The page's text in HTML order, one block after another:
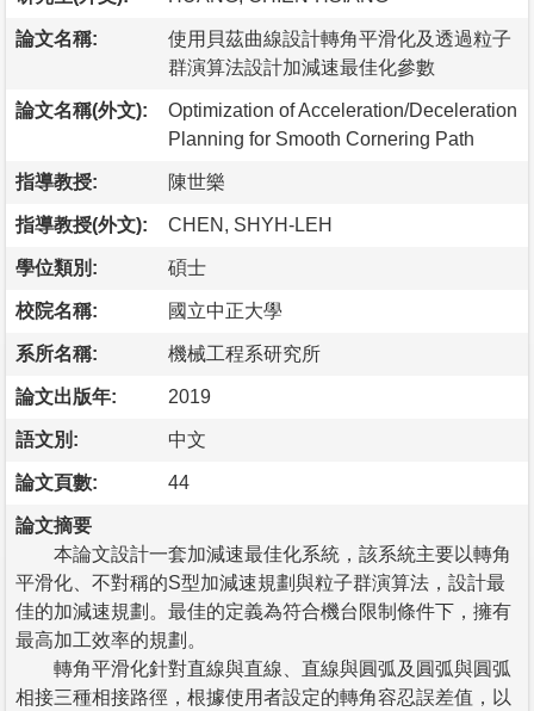
論文名稱:
使用貝茲曲線設計轉角平滑化及透過粒子
群演算法設計加減速最佳化參數
論文名稱(外文):
Optimization of Acceleration/Deceleration
Planning for Smooth Cornering Path
指導教授: 陳世樂
指導教授(外文): CHEN, SHYH-LEH
學位類別: 碩士
校院名稱: 國立中正大學
系所名稱: 機械工程系研究所
論文出版年: 2019
語文別: 中文
論文頁數: 44
論文摘要
本論文設計一套加減速最佳化系統，該系統主要以轉角
平滑化、不對稱的S型加減速規劃與粒子群演算法，設計最
佳的加減速規劃。最佳的定義為符合機台限制條件下，擁有
最高加工效率的規劃。
轉角平滑化針對直線與直線、直線與圓弧及圓弧與圓弧
相接三種相接路徑，根據使用者設定的轉角容忍誤差值，以